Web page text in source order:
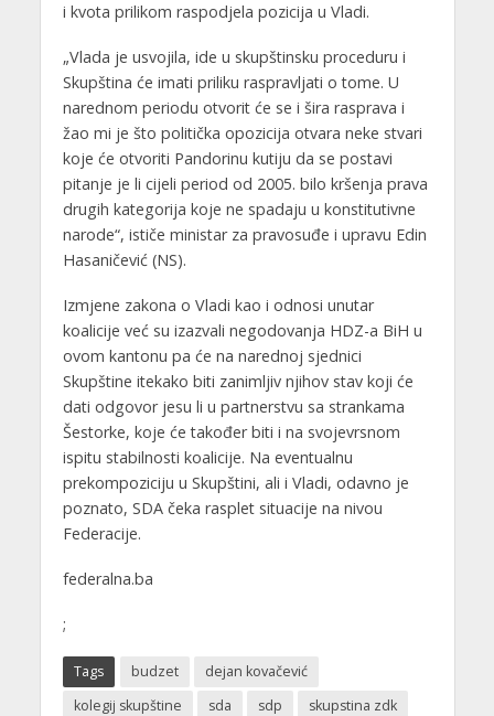
i kvota prilikom raspodjela pozicija u Vladi.
„Vlada je usvojila, ide u skupštinsku proceduru i
Skupština će imati priliku raspravljati o tome. U
narednom periodu otvorit će se i šira rasprava i
žao mi je što politička opozicija otvara neke stvari
koje će otvoriti Pandorinu kutiju da se postavi
pitanje je li cijeli period od 2005. bilo kršenja prava
drugih kategorija koje ne spadaju u konstitutivne
narode“, ističe ministar za pravosuđe i upravu Edin
Hasaničević (NS).
Izmjene zakona o Vladi kao i odnosi unutar
koalicije već su izazvali negodovanja HDZ-a BiH u
ovom kantonu pa će na narednoj sjednici
Skupštine itekako biti zanimljiv njihov stav koji će
dati odgovor jesu li u partnerstvu sa strankama
Šestorke, koje će također biti i na svojevrsnom
ispitu stabilnosti koalicije. Na eventualnu
prekompoziciju u Skupštini, ali i Vladi, odavno je
poznato, SDA čeka rasplet situacije na nivou
Federacije.
federalna.ba
;
Tags budzet
dejan kovačević
kolegij skupštine
sda sdp
skupstina zdk